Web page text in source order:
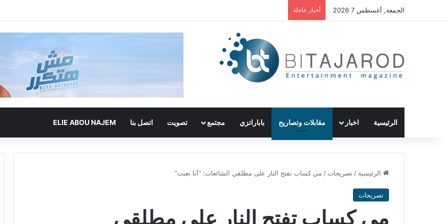
الجمعة, أغسطس 7 2026 أخبار عاجلة
الرئيسية اخبار مقابلات وتصاريح باباراتزي مجتمع تصويت اتصل بنا ELIE ABOU NAJEM
الرئيسية / تصريحات / مي كساب تفتح النار على مطلقي الشائعات: “أنا تعبت”
تصريحات
مي كساب تفتح النار على مطلقي